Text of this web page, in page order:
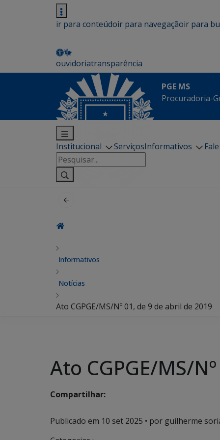
ir para conteúdoir para navegaçãoir para
ouvidoriatransparência
PGE MS
Procuradoria-
Institucional ServiçosInformativos
Pesquisar
por:
Informativos
Notícias
Ato CGPGE/MS/Nº 01, de 9 de abril de 2019
Ato CGPGE/MS/
Compartilhar:
Publicado em 10 set 2025 • por guilherme